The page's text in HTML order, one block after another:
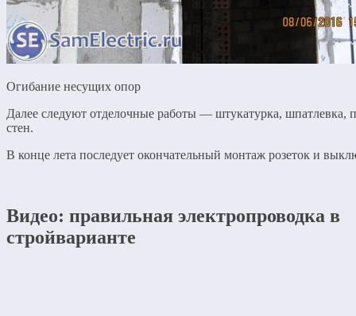
Огибание несущих опор
Далее следуют отделочные работы — штукатурка, шпатлевка,
стен.
В конце лета последует окончательный монтаж розеток и
Видео: правильная электропроводка в
стройварианте